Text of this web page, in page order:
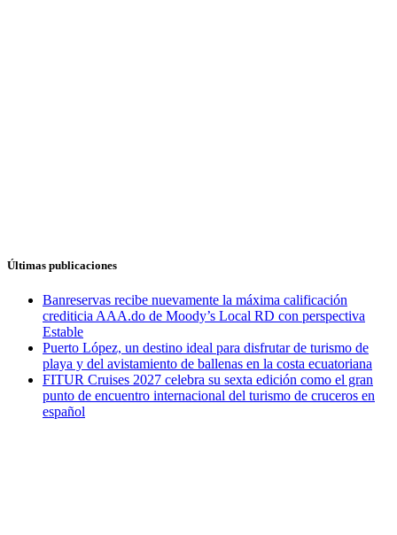
Últimas publicaciones
Banreservas recibe nuevamente la máxima calificación
crediticia AAA.do de Moody’s Local RD con perspectiva
Estable
Puerto López, un destino ideal para disfrutar de turismo de
playa y del avistamiento de ballenas en la costa ecuatoriana
FITUR Cruises 2027 celebra su sexta edición como el gran
punto de encuentro internacional del turismo de cruceros en
español